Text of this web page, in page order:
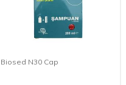
Biosed N30 Cap